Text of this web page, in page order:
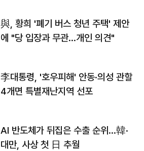
與, 황희 '폐기 버스 청년 주택' 제안
에 "당 입장과 무관…개인 의견"
李대통령, '호우피해' 안동·의성 관할
4개면 특별재난지역 선포
AI 반도체가 뒤집은 수출 순위…韓·
대만, 사상 첫 日 추월